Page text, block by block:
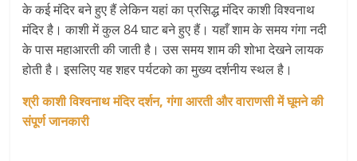
के कई मंदिर बने हुए हैं लेकिन यहां का प्रसिद्ध मंदिर काशी विश्वनाथ
मंदिर है। काशी में कुल 84 घाट बने हुए हैं। यहाँ शाम के समय गंगा नदी
के पास महाआरती की जाती है। उस समय शाम की शोभा देखने लायक
होती है। इसलिए यह शहर पर्यटको का मुख्य दर्शनीय स्थल है।
श्री काशी विश्वनाथ मंदिर दर्शन, गंगा आरती और वाराणसी में घूमने की
संपूर्ण जानकारी